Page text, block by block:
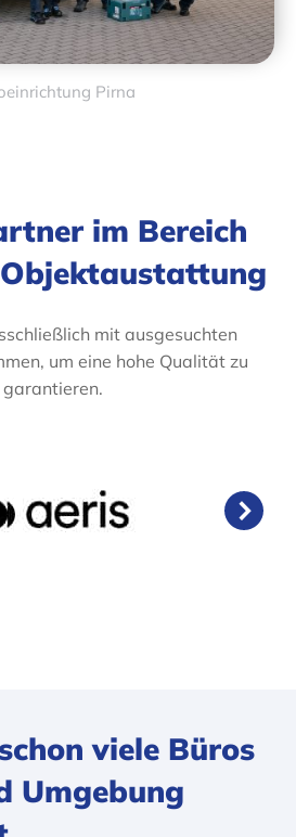
Pirna
im Bereich
mit ausgesuchten
um eine hohe Qualität zu
garantieren.
viele Büros
Umgebung